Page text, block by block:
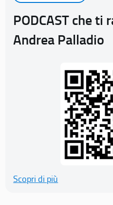
PODCAST che ti
Andrea Palladio
Scopri di più